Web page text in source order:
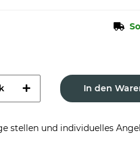
In den
stellen und individuelles